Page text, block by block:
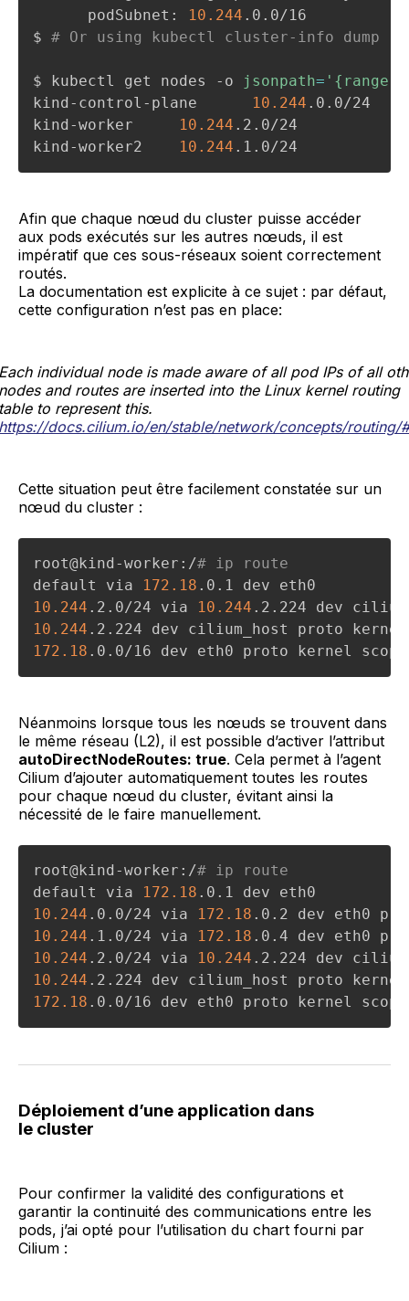
      podSubnet:
10.244 .0.0/16
$ # Or using kubectl cluster-info dump
$ kubectl get nodes -o jsonpath= '{range
kind-control-plane
10.244 .0.0/24
kind-worker
10.244 .2.0/24
kind-worker2
10.244 .1.0/24
Afin que chaque nœud du cluster puisse accéder
aux pods exécutés sur les autres nœuds, il est
impératif que ces sous-réseaux soient correctement
routés.
La documentation est explicite à ce sujet : par défaut,
cette configuration n’est pas en place:
individual node is made aware of all pod IPs of all
and routes are inserted into the Linux kernel routing
to represent this.
docs.cilium.io/en/stable/network/concepts/routing/
Cette situation peut être facilement constatée sur un
nœud du cluster :
root@kind-worker:/# ip route
default via
172.18
10.244 .2.0/24 via 10.244 .2.224 dev
10.244 .2.224 dev cilium_host proto
172.18 .0.0/16 dev eth0 proto kernel
Néanmoins lorsque tous les nœuds se trouvent dans
le même réseau (L2), il est possible d’activer l’attribut
autoDirectNodeRoutes: true. Cela permet à l’agent
Cilium d’ajouter automatiquement toutes les routes
pour chaque nœud du cluster, évitant ainsi la
nécessité de le faire manuellement.
root@kind-worker:/# ip route
default via
172.18
10.244 .0.0/24 via
172.18
10.244 .1.0/24 via
172.18
10.244 .2.0/24 via 10.244 .2.224 dev
10.244 .2.224 dev cilium_host proto
172.18 .0.0/16 dev eth0 proto kernel
Déploiement d’une application dans
le cluster
Pour confirmer la validité des configurations et
garantir la continuité des communications entre les
pods, j’ai opté pour l’utilisation du chart fourni par
Cilium :